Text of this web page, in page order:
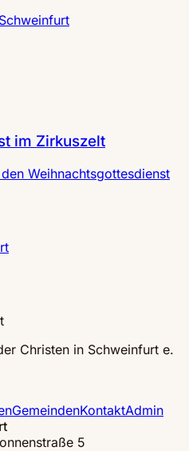
im Zirkuszelt
Weihnachtsgottesdienst
Christen in Schweinfurt e.
GemeindenKontaktAdmin
5